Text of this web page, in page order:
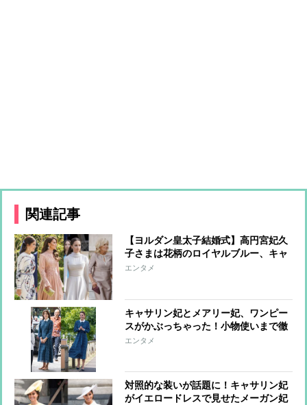
関連記事
【ヨルダン皇太子結婚式】高円宮妃久
子さまは花柄のロイヤルブルー、キャ
サリン妃はピンクのドレス プリンセ
エンタメ
キャサリン妃とメアリー妃、ワンピー
スがかぶっちゃった！小物使いまで徹
底比較
エンタメ
対照的な装いが話題に！キャサリン妃
がイエロードレスで見せたメーガン妃